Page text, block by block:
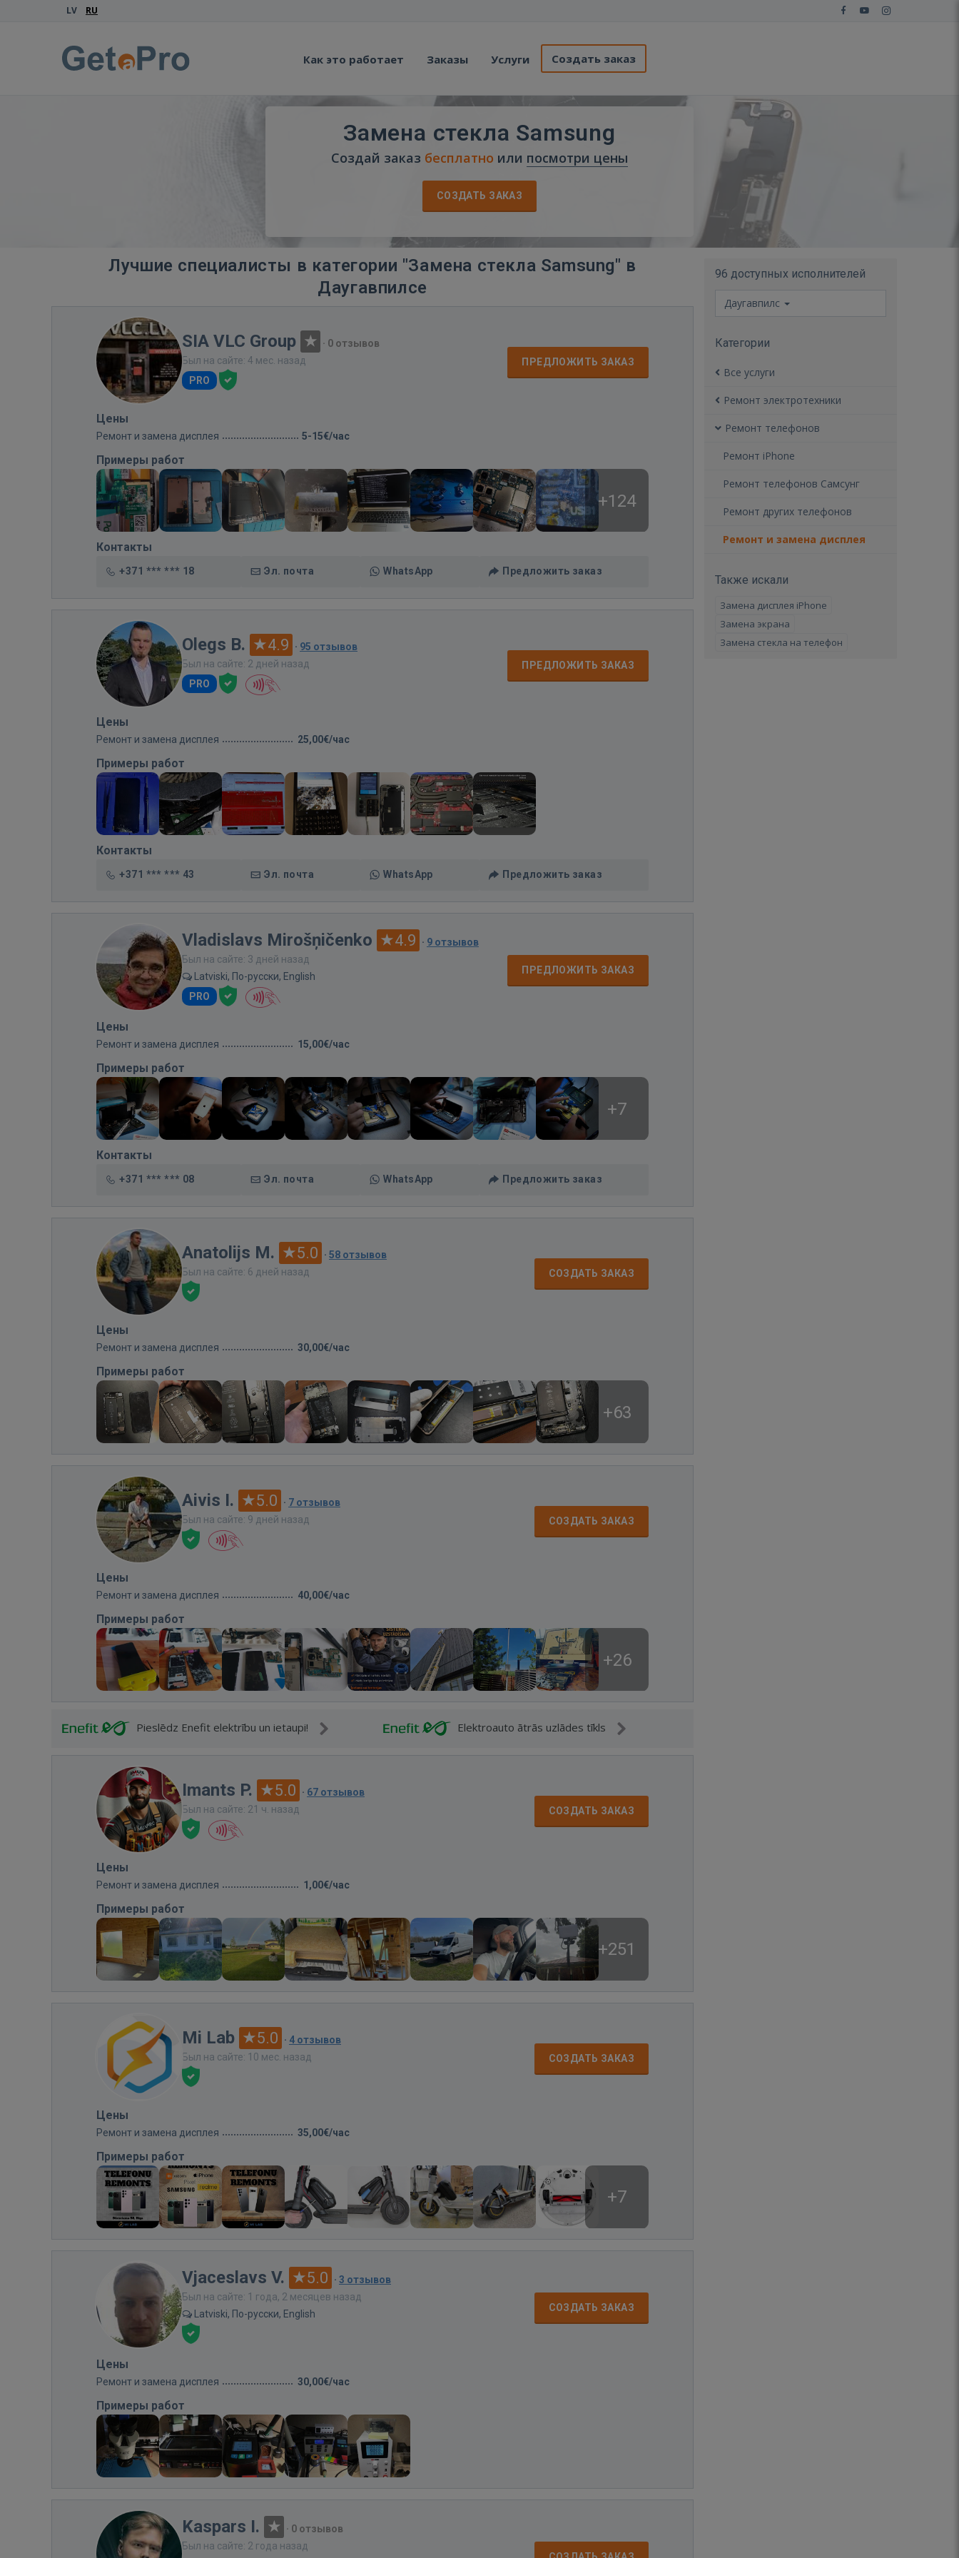
LV RU
Как это работает Заказы Услуги Создать заказ
Замена стекла Samsung
Создай заказ бесплатно или посмотри цены
СОЗДАТЬ ЗАКАЗ
Лучшие специалисты в категории "Замена стекла Samsung" в
Даугавпилсе
SIA VLC Group · 0 отзывов
Был на сайте: 4 мес. назад
PRO
ПРЕДЛОЖИТЬ ЗАКАЗ
Цены
Ремонт и замена дисплея 5-15€/час
Примеры работ
+124
Контакты
+371 *** *** 18 Эл. почта WhatsApp Предложить заказ
Olegs B. 4.9 · 95 отзывов
Был на сайте: 2 дней назад
PRO
ПРЕДЛОЖИТЬ ЗАКАЗ
Цены
Ремонт и замена дисплея 25,00€/час
Примеры работ
Контакты
+371 *** *** 43 Эл. почта WhatsApp Предложить заказ
Vladislavs Mirošņičenko 4.9 · 9 отзывов
Был на сайте: 3 дней назад
Latviski, По-русски, English
PRO
ПРЕДЛОЖИТЬ ЗАКАЗ
Цены
Ремонт и замена дисплея 15,00€/час
Примеры работ
+7
Контакты
+371 *** *** 08 Эл. почта WhatsApp Предложить заказ
Anatolijs M. 5.0 · 58 отзывов
Был на сайте: 6 дней назад
СОЗДАТЬ ЗАКАЗ
Цены
Ремонт и замена дисплея 30,00€/час
Примеры работ
+63
Aivis I. 5.0 · 7 отзывов
Был на сайте: 9 дней назад
СОЗДАТЬ ЗАКАЗ
Цены
Ремонт и замена дисплея 40,00€/час
Примеры работ
+26
Pieslēdz Enefit elektrību un ietaupi! Elektroauto ātrās uzlādes tīkls
Imants P. 5.0 · 67 отзывов
Был на сайте: 21 ч. назад
СОЗДАТЬ ЗАКАЗ
Цены
Ремонт и замена дисплея 1,00€/час
Примеры работ
+251
Mi Lab 5.0 · 4 отзывов
Был на сайте: 10 мес. назад
СОЗДАТЬ ЗАКАЗ
Цены
Ремонт и замена дисплея 35,00€/час
Примеры работ
+7
Vjaceslavs V. 5.0 · 3 отзывов
Был на сайте: 1 года, 2 месяцев назад
Latviski, По-русски, English
СОЗДАТЬ ЗАКАЗ
Цены
Ремонт и замена дисплея 30,00€/час
Примеры работ
Kaspars I. · 0 отзывов
Был на сайте: 2 года назад
96 доступных исполнителей
Даугавпилс
Категории
Все услуги
Ремонт электротехники
Ремонт телефонов
Ремонт iPhone
Ремонт телефонов Самсунг
Ремонт других телефонов
Ремонт и замена дисплея
Также искали
Замена дисплея iPhone
Замена экрана
Замена стекла на телефон